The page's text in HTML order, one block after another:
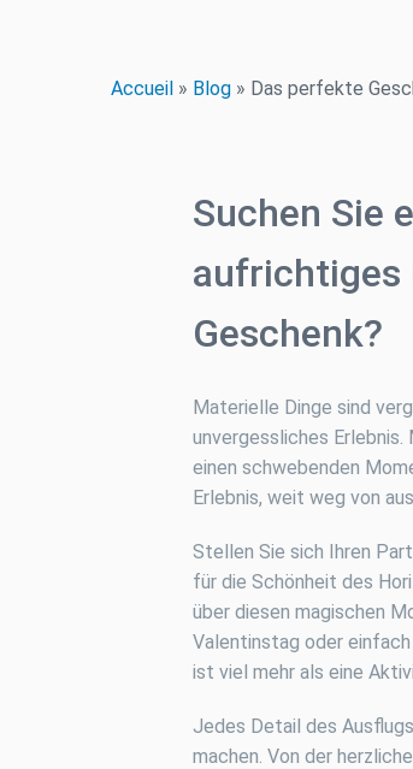
Accueil » Blog » Das perfekte
Suchen Sie
aufrichtiges
Geschenk?
Materielle Dinge sind
unvergessliches
einen schwebenden
Erlebnis, weit weg von
Stellen Sie sich Ihren
für die Schönheit des
über diesen magischen
Valentinstag oder einfach
ist viel mehr als eine
Jedes Detail des
machen. Von der